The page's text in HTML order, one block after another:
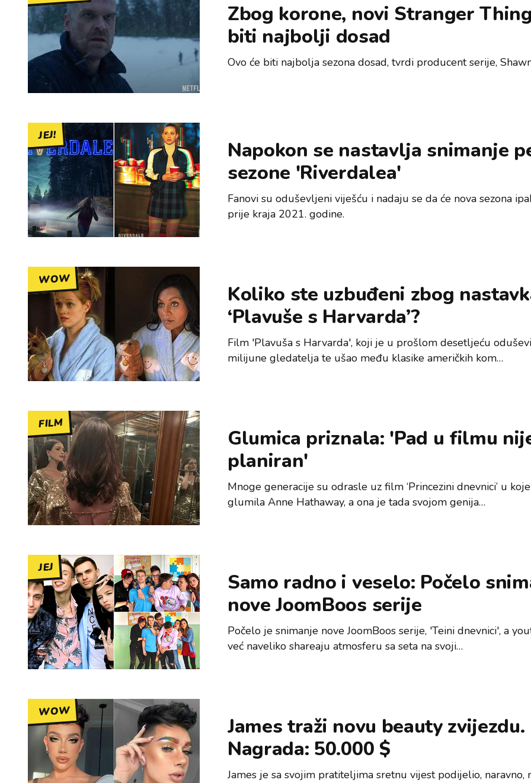
Zbog korone, novi Stranger
biti najbolji dosad
Ovo će biti najbolja sezona dosad, tvrdi producent serije,
JEJ!
Napokon se nastavlja snimanje
sezone 'Riverdalea'
Fanovi su oduševljeni viješću i nadaju se da će nova sezona
prije kraja 2021. godine.
WOW
Koliko ste uzbuđeni zbog
‘Plavuše s Harvarda’?
Film 'Plavuša s Harvarda', koji je u prošlom desetljeću
milijune gledatelja te ušao među klasike američkih kom…
FILM
Glumica priznala: 'Pad u filmu
planiran'
Mnoge generacije su odrasle uz film ‘Princezini dnevnici’ u
glumila Anne Hathaway, a ona je tada svojom genija…
JEJ
Samo radno i veselo: Počelo
nove JoomBoos serije
Počelo je snimanje nove JoomBoos serije, 'Teini dnevnici', a
već naveliko shareaju atmosferu sa seta na svoji…
WOW
James traži novu beauty zvijezdu.
Nagrada: 50.000 $
James je sa svojim pratiteljima sretnu vijest podijelio, naravno,